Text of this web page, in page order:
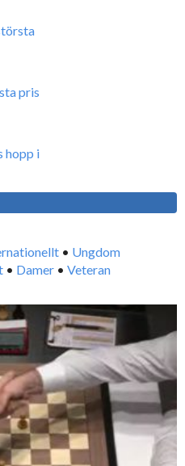
pris
hopp i
• Ungdom
• Damer • Veteran